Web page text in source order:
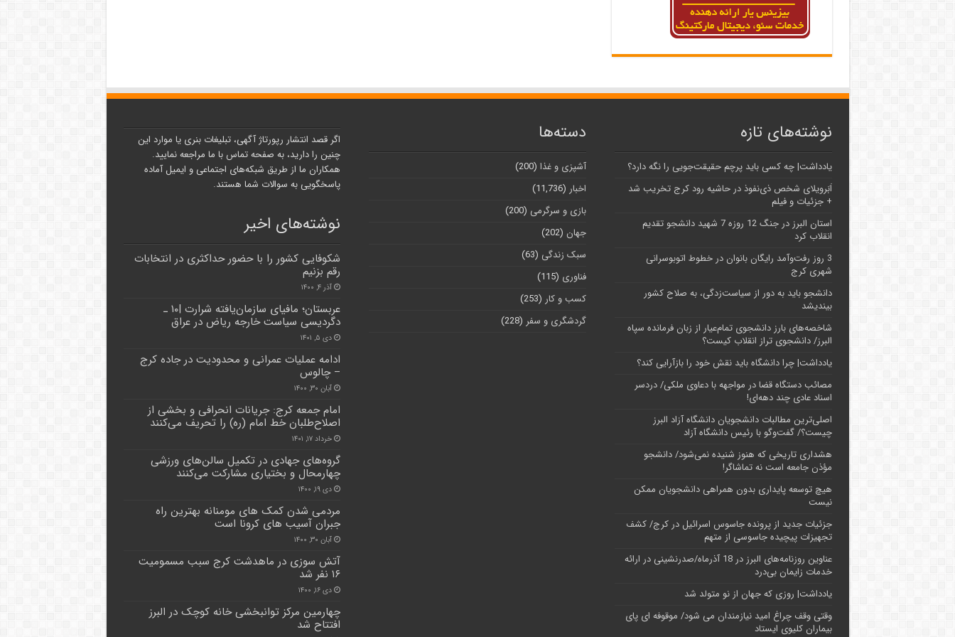
نوشته‌های تازه
یادداشت| ‌چه کسی باید پرچم حقیقت‌جویی را نگه دارد؟
اَبَر‌ویلای شخص ذی‌نفوذ در حاشیه‌ رود کرج تخریب شد
+ جزئیات و فیلم
استان البرز در جنگ 12 روزه 7 شهید دانشجو تقدیم
انقلاب کرد
3 روز رفت‌وآمد رایگان بانوان در خطوط اتوبوسرانی
شهری کرج
دانشجو باید به دور از سیاست‌زدگی، به صلاح کشور
بیندیشد
شاخصه‌های بارز دانشجوی تمام‌عیار از زبان فرمانده سپاه
البرز/ دانشجوی تراز انقلاب کیست؟
یادداشت| چرا دانشگاه باید نقش خود را بازآرایی کند؟
مصائب دستگاه قضا در مواجهه با دعاوی ملکی/ دردسر
اسناد عادی چند‌ دهه‌ای!
اصلی‌ترین مطالبات دانشجویان دانشگاه آزاد البرز
چیست؟/ گفت‌وگو با رئیس دانشگاه آز‌اد
هشداری تاریخی که هنوز شنیده نمی‌شود/ دانشجو
مؤذن جامعه است نه تماشاگر!
هیچ توسعه پایداری بدون همراهی دانشجویان ممکن
نیست
جزئیات جدید از پرونده جاسوس اسرائیل در کرج/‌ کشف
تجهیزات پیچیده جاسوسی از متهم
عناوین روزنامه‌های البرز در ‌18 آذرماه/صدرنشینی در ارائه
خدمات زایمان بی‌درد
یادداشت| روزی که جهان از نو متولد شد
وقتی وقف چراغ امید نیازمندان می شود/ موقوفه ای پای
بیماران کلیوی ایستاد
دسته‌ها
آشپزی و غذا (200)
اخبار (11,736)
بازی و سرگرمی (200)
جهان (202)
سبک زندگی (63)
فناوری (115)
کسب و کار (253)
گردشگری و سفر (228)
اگر قصد انتشار رپورتاژ آگهی، تبلیغات بنری یا موارد این
چنین را دارید، به صفحه تماس با ما مراجعه نمایید.
همکاران ما از طریق شبکه‌های اجتماعی و ایمیل آماده
پاسخگویی به سوالات شما هستند.
نوشته‌های اخیر
شکوفایی کشور را با حضور حداکثری در انتخابات
رقم بزنیم
آذر ۴, ۱۴۰۰
عربستان؛ مافیای سازمان‌یافته شرارت |۱۰ ـ
دگردیسی سیاست خارجه ریاض در عراق
دی ۵, ۱۴۰۱
ادامه عملیات عمرانی و محدودیت در جاده کرج
– چالوس
آبان ۳۰, ۱۴۰۰
امام جمعه کرج: جریانات انحرافی و بخشی از
اصلاح‌طلبان خط امام (ره) را تحریف می‌کنند
خرداد ۱۷, ۱۴۰۱
گروه‌های جهادی در تکمیل سالن‌های ورزشی
چهارمحال و بختیاری مشارکت می‌کنند
دی ۱۹, ۱۴۰۰
مردمی شدن کمک های مومنانه بهترین راه
جبران آسیب های کرونا است
آبان ۳۰, ۱۴۰۰
آتش سوزی در ماهدشت کرج سبب مسمومیت
۱۶ نفر شد
دی ۱۶, ۱۴۰۰
چهارمین مرکز توانبخشی خانه کوچک در البرز
افتتاح شد